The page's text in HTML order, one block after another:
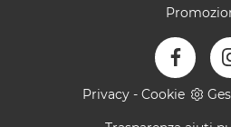
Privacy - Cookie